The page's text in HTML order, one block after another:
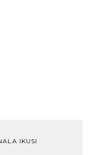
IKUSI